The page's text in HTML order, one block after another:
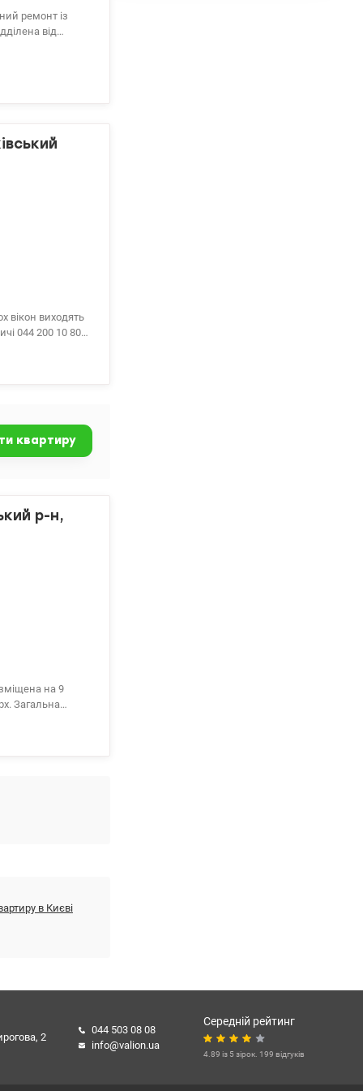
ремонт із
від
вікон виходять
квартиру
р-н,
на 9
Загальна
в Києві
2
044 503 08 08
info@valion.ua
Середній рейтинг
4.89 із 5 зірок. 199 відгуків